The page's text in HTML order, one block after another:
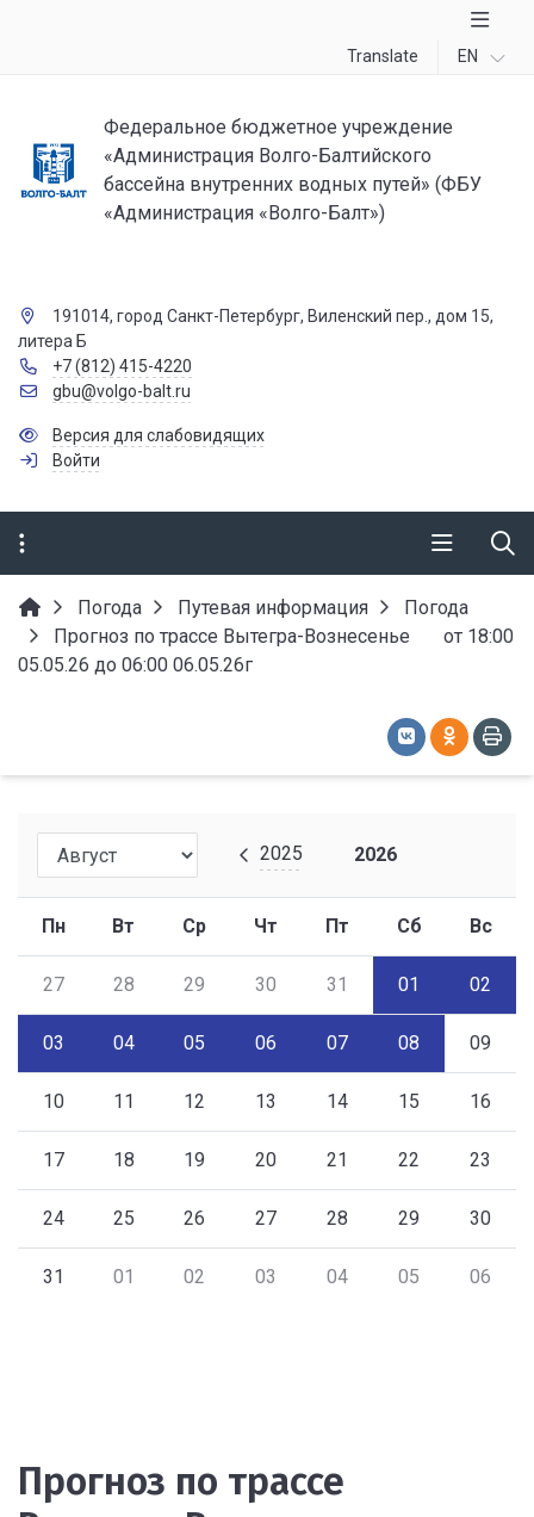
Translate EN
Федеральное бюджетное учреждение
«Администрация Волго-Балтийского
бассейна внутренних водных путей» (ФБУ
«Администрация «Волго-Балт»)
191014, город Санкт-Петербург, Виленский пер., дом 15,
литера Б
+7 (812) 415-4220
gbu@volgo-balt.ru
Версия для слабовидящих
Войти
Погода Путевая информация
Погода
Прогноз по трассе Вытегра-Вознесенье от 18:00
05.05.26 до 06:00 06.05.26г
2025 2026
Пн Вт Ср Чт Пт Сб Вс
27 28 29 30 31 01 02
03 04 05 06 07 08 09
10 11 12 13 14 15 16
17 18 19 20 21 22 23
24 25 26 27 28 29 30
31 01 02 03 04 05 06
Прогноз по трассе